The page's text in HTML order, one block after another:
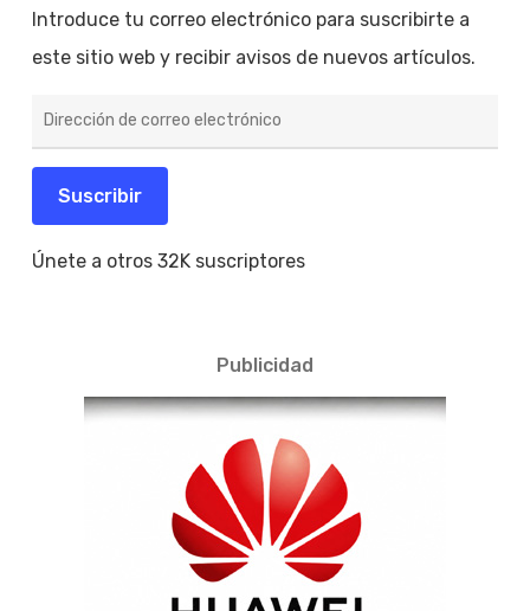
Introduce tu correo electrónico para suscribirte a
este sitio web y recibir avisos de nuevos artículos.
de
electrónico
Suscribir
Únete a otros 32K suscriptores
Publicidad